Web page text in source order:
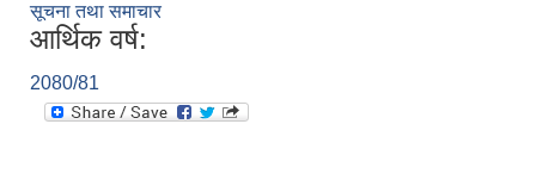
सूचना तथा समाचार
आर्थिक वर्ष:
2080/81